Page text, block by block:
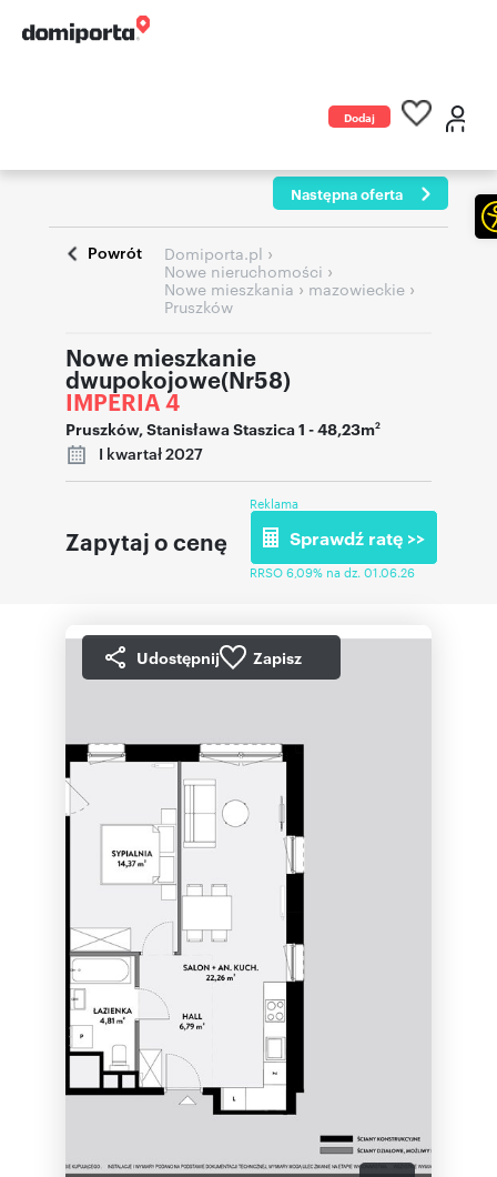
Dodaj
Następna oferta
Powrót Domiporta.pl ›
Nowe nieruchomości ›
Nowe mieszkania › mazowieckie ›
Pruszków
Nowe mieszkanie
dwupokojowe(Nr58)
IMPERIA 4
Pruszków,Stanisława Staszica 1 - 48,23m2
I kwartał 2027
Zapytaj o cenę
Reklama
Sprawdź ratę >>
RRSO 6,09% na dz. 01.06.26
Udostępnij Zapisz